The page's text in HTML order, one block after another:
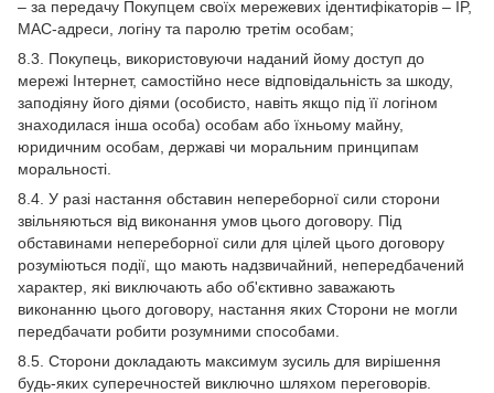
– за передачу Покупцем своїх мережевих ідентифікаторів – IP,
MAC-адреси, логіну та паролю третім особам;
8.3. Покупець, використовуючи наданий йому доступ до
мережі Інтернет, самостійно несе відповідальність за шкоду,
заподіяну його діями (особисто, навіть якщо під її логіном
знаходилася інша особа) особам або їхньому майну,
юридичним особам, державі чи моральним принципам
моральності.
8.4. У разі настання обставин непереборної сили сторони
звільняються від виконання умов цього договору. Під
обставинами непереборної сили для цілей цього договору
розуміються події, що мають надзвичайний, непередбачений
характер, які виключають або об'єктивно заважають
виконанню цього договору, настання яких Сторони не могли
передбачати робити розумними способами.
8.5. Сторони докладають максимум зусиль для вирішення
будь-яких суперечностей виключно шляхом переговорів.